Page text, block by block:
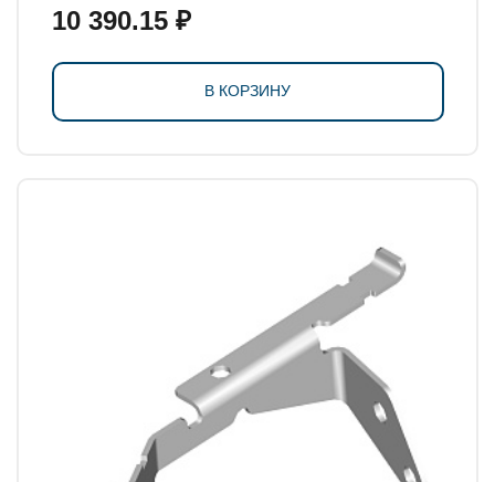
10 390.15 ₽
В КОРЗИНУ